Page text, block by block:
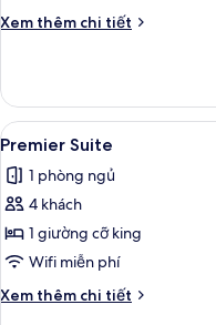
Xem thêm chi tiết
Chi
QT
Heritage
Suite
Xem
tất
cả
ảnh
Premier
Suite
7
Premier Suite
1 phòng ngủ
4 khách
1 giường cỡ king
Wifi miễn phí
Xem thêm chi tiết
Chi